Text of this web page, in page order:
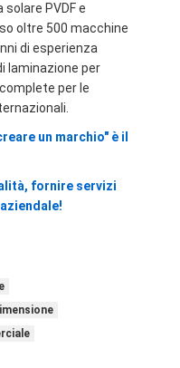
PVDF e
oltre 500 macchine
di esperienza
laminazione per
per le
un marchio" è il
fornire servizi